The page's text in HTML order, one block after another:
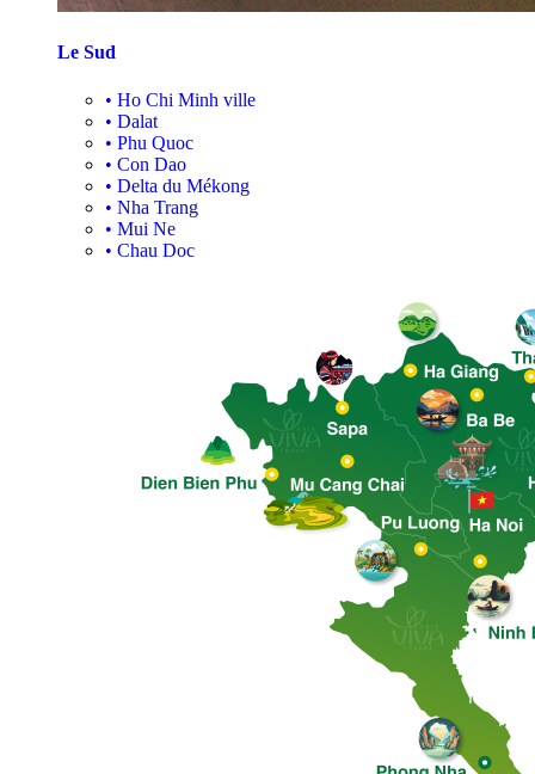
Le Sud
• Ho Chi Minh ville
• Dalat
• Phu Quoc
• Con Dao
• Delta du Mékong
• Nha Trang
• Mui Ne
• Chau Doc